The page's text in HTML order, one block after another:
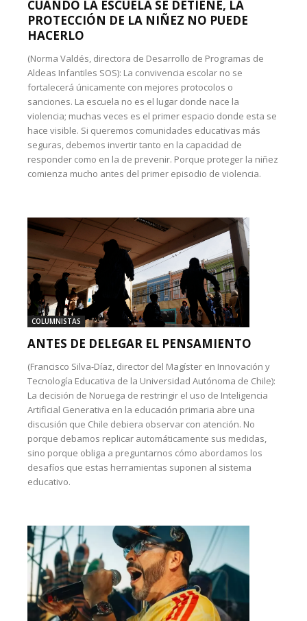
CUANDO LA ESCUELA SE DETIENE, LA
PROTECCIÓN DE LA NIÑEZ NO PUEDE
HACERLO
(Norma Valdés, directora de Desarrollo de Programas de
Aldeas Infantiles SOS): La convivencia escolar no se
fortalecerá únicamente con mejores protocolos o
sanciones. La escuela no es el lugar donde nace la
violencia; muchas veces es el primer espacio donde esta se
hace visible. Si queremos comunidades educativas más
seguras, debemos invertir tanto en la capacidad de
responder como en la de prevenir. Porque proteger la niñez
comienza mucho antes del primer episodio de violencia.
COLUMNISTAS
ANTES DE DELEGAR EL PENSAMIENTO
(Francisco Silva-Díaz, director del Magíster en Innovación y
Tecnología Educativa de la Universidad Autónoma de Chile):
La decisión de Noruega de restringir el uso de Inteligencia
Artificial Generativa en la educación primaria abre una
discusión que Chile debiera observar con atención. No
porque debamos replicar automáticamente sus medidas,
sino porque obliga a preguntarnos cómo abordamos los
desafíos que estas herramientas suponen al sistema
educativo.